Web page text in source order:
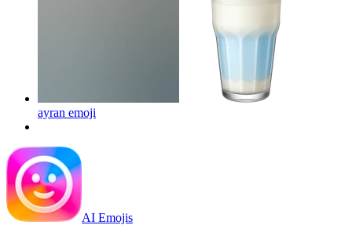
ayran emoji
AI Emojis